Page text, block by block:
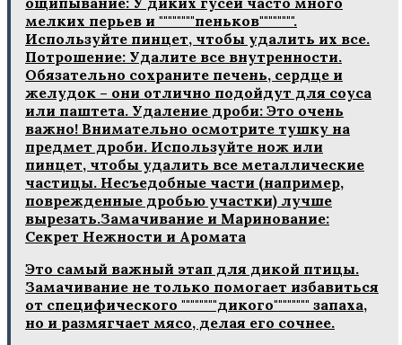
мелких перьев и """"""""пеньков"""""""".
Используйте пинцет, чтобы удалить их все.
Потрошение: Удалите все внутренности.
Обязательно сохраните печень, сердце и
желудок – они отлично подойдут для соуса
или паштета. Удаление дроби: Это очень
важно! Внимательно осмотрите тушку на
предмет дроби. Используйте нож или
пинцет, чтобы удалить все металлические
частицы. Несъедобные части (например,
поврежденные дробью участки) лучше
вырезать.Замачивание и Маринование:
Секрет Нежности и Аромата
Это самый важный этап для дикой птицы.
Замачивание не только помогает избавиться
от специфического """"""""дикого"""""""" запаха,
но и размягчает мясо, делая его сочнее.